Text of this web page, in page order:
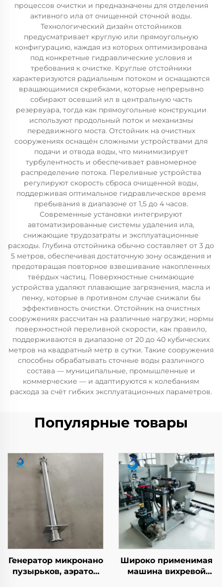
процессов очистки и предназначены для отделения
активного ила от очищенной сточной воды.
Технологический дизайн отстойников
предусматривает круглую или прямоугольную
конфигурацию, каждая из которых оптимизирована
под конкретные гидравлические условия и
требования к очистке. Круглые отстойники
характеризуются радиальным потоком и оснащаются
вращающимися скребками, которые непрерывно
собирают осевший ил в центральную часть
резервуара, тогда как прямоугольные конструкции
используют продольный поток и механизмы
передвижного моста. Отстойник на очистных
сооружениях оснащён сложными устройствами для
подачи и отвода воды, что минимизирует
турбулентность и обеспечивает равномерное
распределение потока. Переливные устройства
регулируют скорость сброса очищенной воды,
поддерживая оптимальное гидравлическое время
пребывания в диапазоне от 1,5 до 4 часов.
Современные установки интегрируют
автоматизированные системы удаления ила,
снижающие трудозатраты и эксплуатационные
расходы. Глубина отстойника обычно составляет от 3 до
5 метров, обеспечивая достаточную зону осаждения и
предотвращая повторное взвешивание накопленных
твёрдых частиц. Поверхностные снимающие
устройства удаляют плавающие загрязнения, масла и
пенку, которые в противном случае снижали бы
эффективность очистки. Отстойник на очистных
сооружениях рассчитан на различные нагрузки; нормы
поверхностной переливной скорости, как правило,
поддерживаются в диапазоне от 20 до 40 кубических
метров на квадратный метр в сутки. Такие сооружения
способны обрабатывать сточные воды различного
состава — муниципальные, промышленные и
коммерческие — и адаптируются к колебаниям
расхода за счёт гибких эксплуатационных параметров.
Популярные товары
Генератор микронано
пузырьков, аэратор
Широко применимая
машина вихревой